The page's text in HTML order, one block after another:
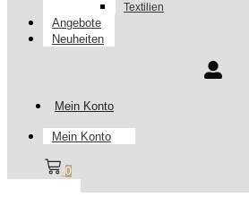
Textilien
Angebote
Neuheiten
Mein Konto
Mein Konto
0